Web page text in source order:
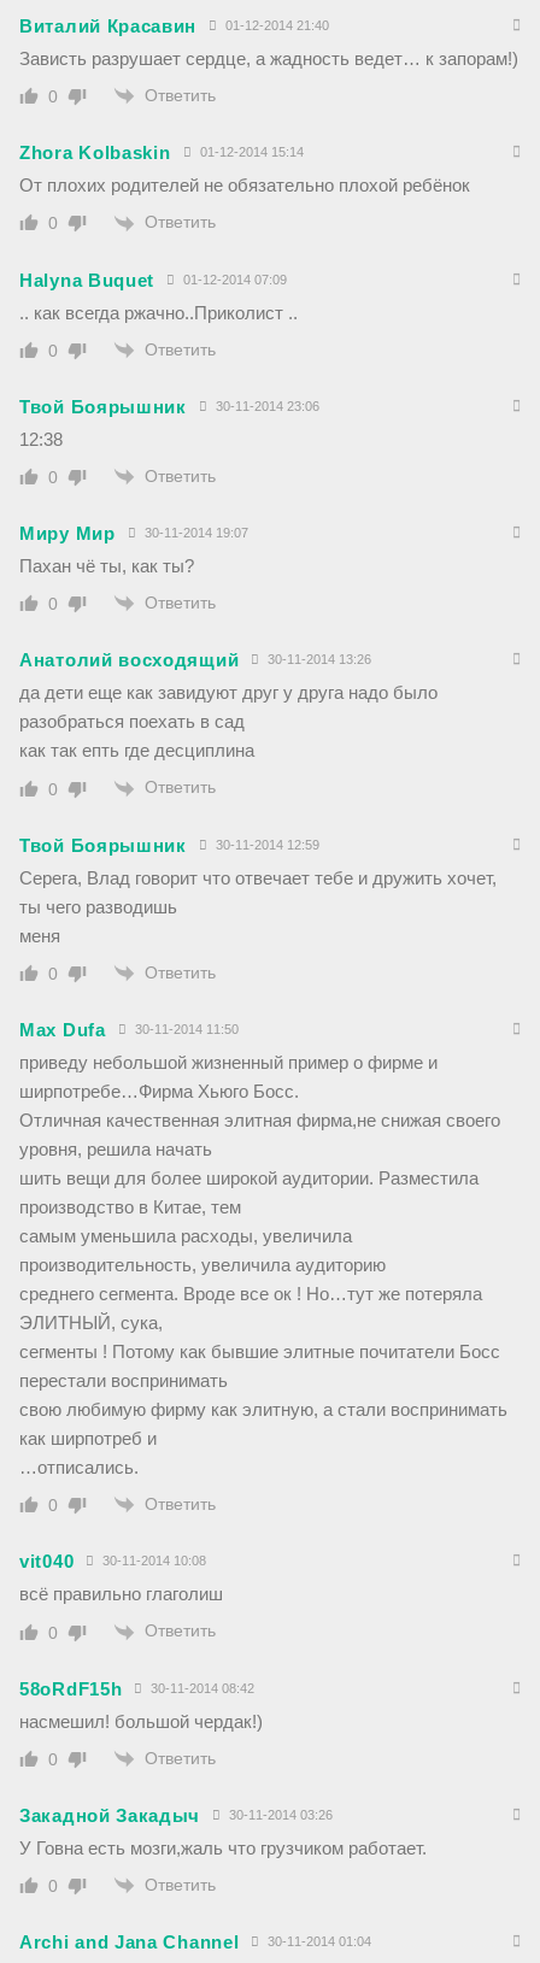
Виталий Красавин 01-12-2014 21:40
Зависть разрушает сердце, а жадность ведет… к запорам!)
0 Ответить
Zhora Kolbaskin 01-12-2014 15:14
От плохих родителей не обязательно плохой ребёнок
0 Ответить
Halyna Buquet 01-12-2014 07:09
.. как всегда ржачно..Приколист ..
0 Ответить
Твой Боярышник 30-11-2014 23:06
12:38
0 Ответить
Миру Мир 30-11-2014 19:07
Пахан чё ты, как ты?
0 Ответить
Анатолий восходящий 30-11-2014 13:26
да дети еще как завидуют друг у друга надо было
разобраться поехать в сад
как так епть где десциплина
0 Ответить
Твой Боярышник 30-11-2014 12:59
Серега, Влад говорит что отвечает тебе и дружить хочет,
ты чего разводишь
меня
0 Ответить
Max Dufa 30-11-2014 11:50
приведу небольшой жизненный пример о фирме и
ширпотребе…Фирма Хьюго Босс.
Отличная качественная элитная фирма,не снижая своего
уровня, решила начать
шить вещи для более широкой аудитории. Разместила
производство в Китае, тем
самым уменьшила расходы, увеличила
производительность, увеличила аудиторию
среднего сегмента. Вроде все ок ! Но…тут же потеряла
ЭЛИТНЫЙ, сука,
сегменты ! Потому как бывшие элитные почитатели Босс
перестали воспринимать
свою любимую фирму как элитную, а стали воспринимать
как ширпотреб и
…отписались.
0 Ответить
vit040 30-11-2014 10:08
всё правильно глаголиш
0 Ответить
58oRdF15h 30-11-2014 08:42
насмешил! большой чердак!)
0 Ответить
Закадной Закадыч 30-11-2014 03:26
У Говна есть мозги,жаль что грузчиком работает.
0 Ответить
Archi and Jana Channel 30-11-2014 01:04